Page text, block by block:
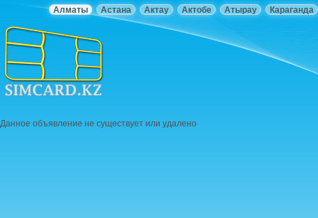
Караганда
Атырау
Актобе
Актау
Астана
Алматы
Данное объявление не существует или удалено